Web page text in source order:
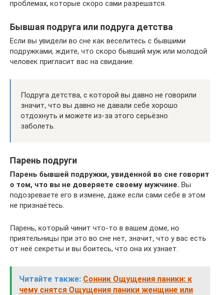
проблемах, которые скоро сами разрешатся.
Бывшая подруга или подруга детства
Если вы увидели во сне как веселитесь с бывшими
подружками, ждите, что скоро бывший муж или молодой
человек пригласит вас на свидание.
Подруга детства, с которой вы давно не говорили
значит, что вы давно не давали себе хорошо
отдохнуть и можете из-за этого серьёзно
заболеть.
Парень подруги
Парень бывшей подружки, увиденной во сне говорит
о том, что вы не доверяете своему мужчине. Вы
подозреваете его в измене, даже если сами себе в этом
не признаётесь.
Парень, который чинит что-то в вашем доме, но
приятельницы при это во сне нет, значит, что у вас есть
от неё секреты и вы боитесь, что она их узнает.
Читайте также: Сонник Ощущения паники: к
чему снятся Ощущения паники женщине или